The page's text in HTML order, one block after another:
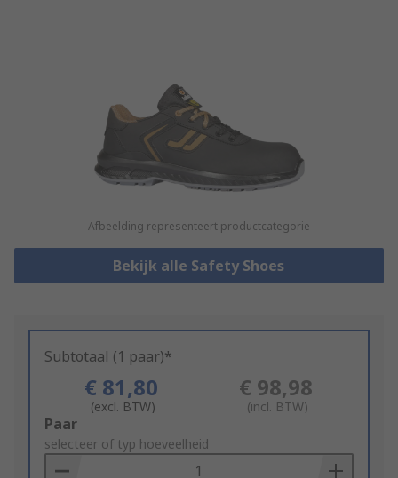
Afbeelding representeert productcategorie
Bekijk alle Safety Shoes
Subtotaal (1 paar)*
€ 81,80
(excl. BTW)
€ 98,98
(incl. BTW)
Add
to
Basket
Paar
selecteer of typ hoeveelheid